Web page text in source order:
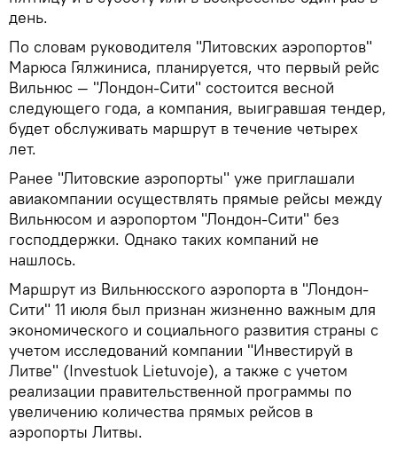
день.
По словам руководителя "Литовских аэропортов"
Марюса Гялжиниса, планируется, что первый рейс
Вильнюс — "Лондон-Сити" состоится весной
следующего года, а компания, выигравшая тендер,
будет обслуживать маршрут в течение четырех
лет.
Ранее "Литовские аэропорты" уже приглашали
авиакомпании осуществлять прямые рейсы между
Вильнюсом и аэропортом "Лондон-Сити" без
господдержки. Однако таких компаний не
нашлось.
Маршрут из Вильнюсского аэропорта в "Лондон-
Сити" 11 июля был признан жизненно важным для
экономического и социального развития страны с
учетом исследований компании "Инвестируй в
Литве" (Investuok Lietuvoje), а также с учетом
реализации правительственной программы по
увеличению количества прямых рейсов в
аэропорты Литвы.